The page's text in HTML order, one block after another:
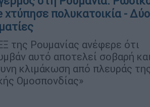
χτύπησε πολυκατοικία - Δύο
της Ρουμανίας ανέφερε ότι
αυτό αποτελεί σοβαρή
κλιμάκωση από πλευράς
Ομοσπονδίας»